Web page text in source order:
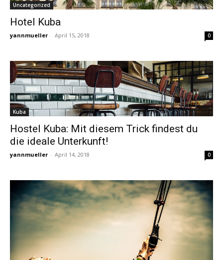
Uncategorized
Hotel Kuba
yannmueller - April 15, 2018 0
Kuba
Hostel Kuba: Mit diesem Trick findest du
die ideale Unterkunft!
yannmueller - April 14, 2018 0